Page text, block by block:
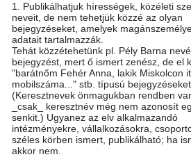
1. Publikálhatjuk hírességek, közéleti
neveit, de nem tehetjük közzé az olyan
bejegyzéseket, amelyek
adatait tartalmazzák.
Tehát közzétehetünk pl. Pély Barna
bejegyzést, mert ő ismert zenész, de el
"barátnőm Fehér Anna, lakik Miskolcon
mobilszáma..." stb. típusú bejegyzéseket.
(Keresztnevek önmagukban rendben
_csak_ keresztnév még nem azonosít
senkit.) Ugyanez az elv alkalmazandó
intézményekre, vállalkozásokra,
széles körben ismert, publikálható; ha
akkor nem.